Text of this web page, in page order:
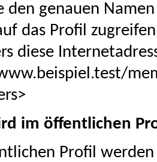
den genauen
das Profil
diese
im öffentlichen
Profil